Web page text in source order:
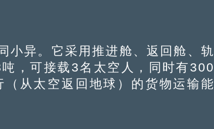
异。它采用推进舱、返回舱、轨
，可接载3名太空人，同时有300
从太空返回地球）的货物运输能